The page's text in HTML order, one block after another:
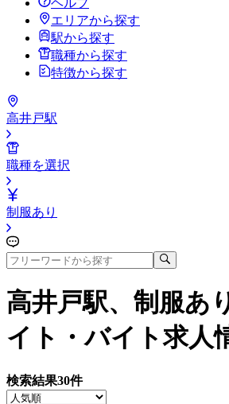
エリアから探す
駅から探す
職種から探す
特徴から探す
高井戸駅
職種を選択
制服あり
高井戸駅、制服あ
イト・バイト求人
検索結果30件